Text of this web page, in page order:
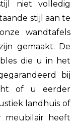
niet volledig
stijl aan te
wandtafels
gemaakt. De
die u in het
bij
of u eerder
landhuis of
meubilair heeft